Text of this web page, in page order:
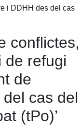
i DDHH des del cas
conflictes,
de refugi
de
cas del
(tPo)’